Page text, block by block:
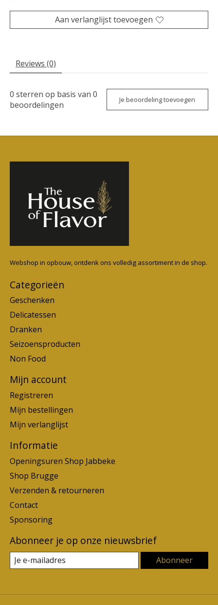
Aan verlanglijst toevoegen
Reviews (0)
0 sterren op basis van 0
beoordelingen
Je beoordeling toevoegen
Webshop in opbouw, ontdenk ons volledig assortiment in de shop.
Categorieën
Geschenken
Delicatessen
Dranken
Seizoensproducten
Non Food
Mijn account
Registreren
Mijn bestellingen
Mijn verlanglijst
Informatie
Openingsuren Shop Jabbeke
Shop Brugge
Verzenden & retourneren
Contact
Sponsoring
Abonneer je op onze nieuwsbrief
Abonneer